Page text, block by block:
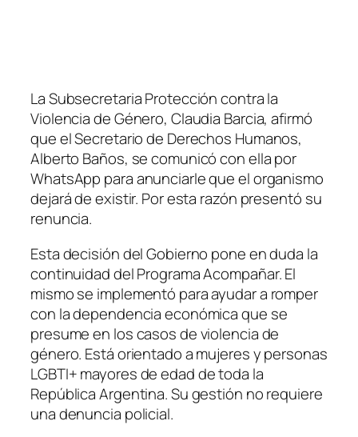
La Subsecretaria Protección contra la
Violencia de Género, Claudia Barcia, afirmó
que el Secretario de Derechos Humanos,
Alberto Baños, se comunicó con ella por
WhatsApp para anunciarle que el organismo
dejará de existir. Por esta razón presentó su
renuncia.
Esta decisión del Gobierno pone en duda la
continuidad del Programa Acompañar. El
mismo se implementó para ayudar a romper
con la dependencia económica que se
presume en los casos de violencia de
género. Está orientado a mujeres y personas
LGBTI+ mayores de edad de toda la
República Argentina. Su gestión no requiere
una denuncia policial.